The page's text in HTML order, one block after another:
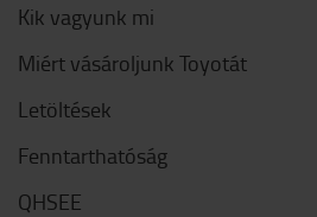
Kik vagyunk mi
Miért vásároljunk Toyotát
Letöltések
Fenntarthatóság
QHSEE